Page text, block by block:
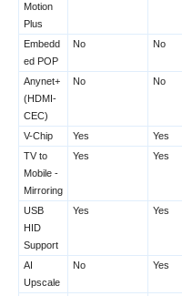
Motion
Plus
Embedd
ed POP
No No
Anynet+
(HDMI-
CEC)
No No
V-Chip Yes Yes
TV to
Mobile -
Mirroring
Yes Yes
USB
HID
Support
Yes Yes
AI
Upscale
No Yes